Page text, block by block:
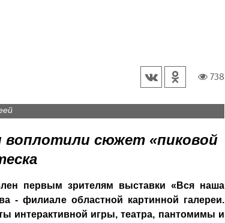
738
филармонии Антона Николаева вызвала
сюжет «пиковой
первым зрителям выставки «Вся наша
- филиале областной картинной галереи.
интер­активной игры, театра, пантомимы и